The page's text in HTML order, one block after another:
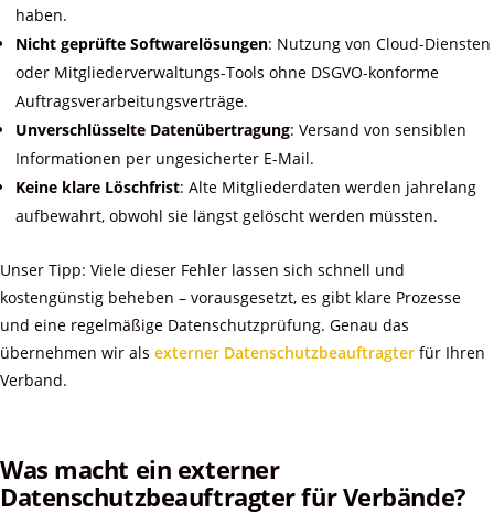
haben.
Nicht geprüfte Softwarelösungen: Nutzung von Cloud-Diensten
oder Mitgliederverwaltungs-Tools ohne DSGVO-konforme
Auftragsverarbeitungsverträge.
Unverschlüsselte Datenübertragung: Versand von sensiblen
Informationen per ungesicherter E-Mail.
Keine klare Löschfrist: Alte Mitgliederdaten werden jahrelang
aufbewahrt, obwohl sie längst gelöscht werden müssten.
Unser Tipp: Viele dieser Fehler lassen sich schnell und
kostengünstig beheben – vorausgesetzt, es gibt klare Prozesse
und eine regelmäßige Datenschutzprüfung. Genau das
übernehmen wir als externer Datenschutzbeauftragter für Ihren
Verband.
Was macht ein externer
Datenschutzbeauftragter für Verbände?